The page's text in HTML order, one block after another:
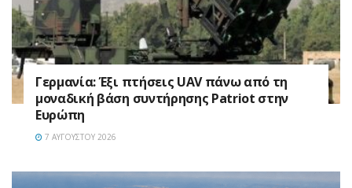
Γερμανία: Έξι πτήσεις UAV πάνω από τη
μοναδική βάση συντήρησης Patriot στην
Ευρώπη
7 ΑΥΓΟΎΣΤΟΥ 2026